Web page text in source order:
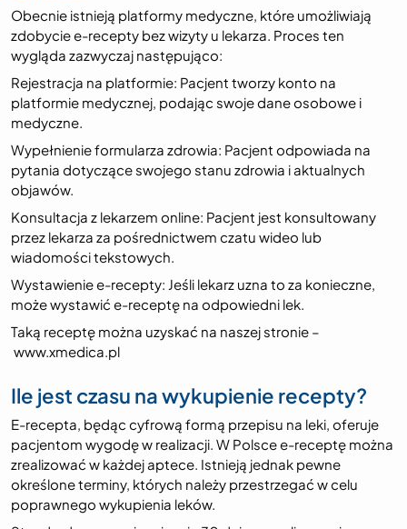
Obecnie istnieją platformy medyczne, które umożliwiają
zdobycie e-recepty bez wizyty u lekarza. Proces ten
wygląda zazwyczaj następująco:
Rejestracja na platformie: Pacjent tworzy konto na
platformie medycznej, podając swoje dane osobowe i
medyczne.
Wypełnienie formularza zdrowia: Pacjent odpowiada na
pytania dotyczące swojego stanu zdrowia i aktualnych
objawów.
Konsultacja z lekarzem online: Pacjent jest konsultowany
przez lekarza za pośrednictwem czatu wideo lub
wiadomości tekstowych.
Wystawienie e-recepty: Jeśli lekarz uzna to za konieczne,
może wystawić e-receptę na odpowiedni lek.
Taką receptę można uzyskać na naszej stronie –
www.xmedica.pl
Ile jest czasu na wykupienie recepty?
E-recepta, będąc cyfrową formą przepisu na leki, oferuje
pacjentom wygodę w realizacji. W Polsce e-receptę można
zrealizować w każdej aptece. Istnieją jednak pewne
określone terminy, których należy przestrzegać w celu
poprawnego wykupienia leków.